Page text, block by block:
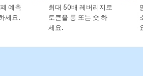
예측
세요.
최대 50배 레버리지로
토큰을 롱 또는 숏 하
세요.